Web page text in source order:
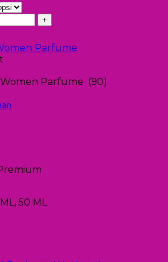
Parfume
Women Parfume (90)
50 ML